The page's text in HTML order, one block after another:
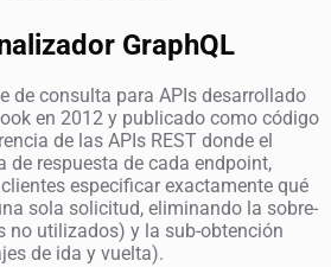
GraphQL
de consulta para APIs desarrollado
en 2012 y publicado como código
de las APIs REST donde el
de respuesta de cada endpoint,
especificar exactamente qué
sola solicitud, eliminando la sobre-
no utilizados) y la sub-obtención
de ida y vuelta).